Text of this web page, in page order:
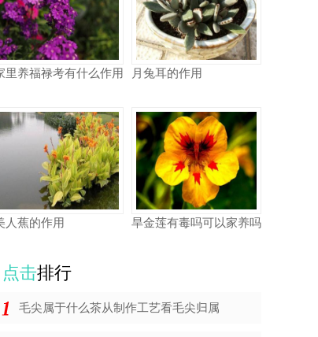
里养福禄考有什么作用 月兔耳的作用
人蕉的作用 旱金莲有毒吗可以家养吗
点击排行
毛尖属于什么茶从制作工艺看毛尖归属